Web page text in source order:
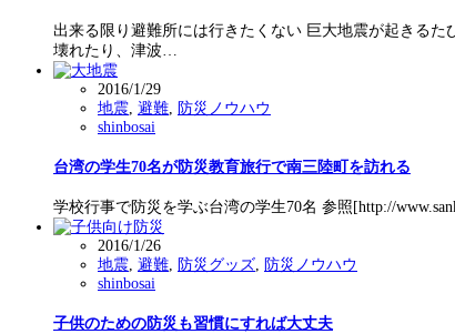
出来る限り避難所には行きたくない 巨大地震が起きる
壊れたり、津波…
2016/1/29
地震, 避難, 防災ノウハウ
shinbosai
台湾の学生70名が防災教育旅行で南三陸町を訪れる
学校行事で防災を学ぶ台湾の学生70名 参照[http://
2016/1/26
地震, 避難, 防災グッズ, 防災ノウハウ
shinbosai
子供のための防災も習慣にすれば大丈夫